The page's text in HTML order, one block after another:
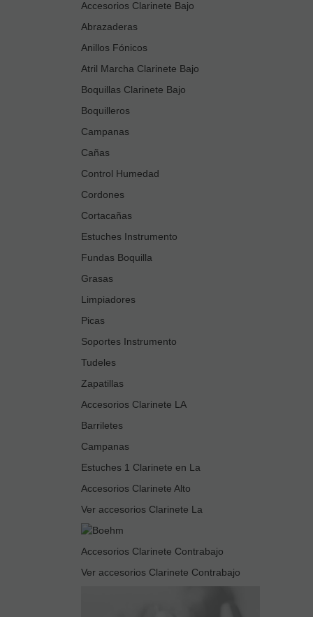
Accesorios Clarinete Bajo
Abrazaderas
Anillos Fónicos
Atril Marcha Clarinete Bajo
Boquillas Clarinete Bajo
Boquilleros
Campanas
Cañas
Control Humedad
Cordones
Cortacañas
Estuches Instrumento
Fundas Boquilla
Grasas
Limpiadores
Picas
Soportes Instrumento
Tudeles
Zapatillas
Accesorios Clarinete LA
Barriletes
Campanas
Estuches 1 Clarinete en La
Accesorios Clarinete Alto
Ver accesorios Clarinete La
Accesorios Clarinete Contrabajo
Ver accesorios Clarinete Contrabajo